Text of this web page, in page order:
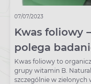
07/07/2023
Kwas foliowy
polega
wskazania,
Kwas foliowy to
grupy witamin B.
szczególnie w zielonych